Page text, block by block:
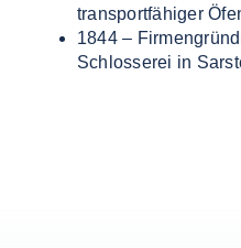
transportfähiger
1844 –
Schlosserei in
EMERITO-MODELLE
NOVUM
SOLID